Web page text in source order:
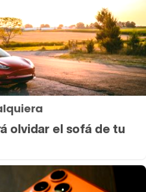
olvidar el sofá de tu